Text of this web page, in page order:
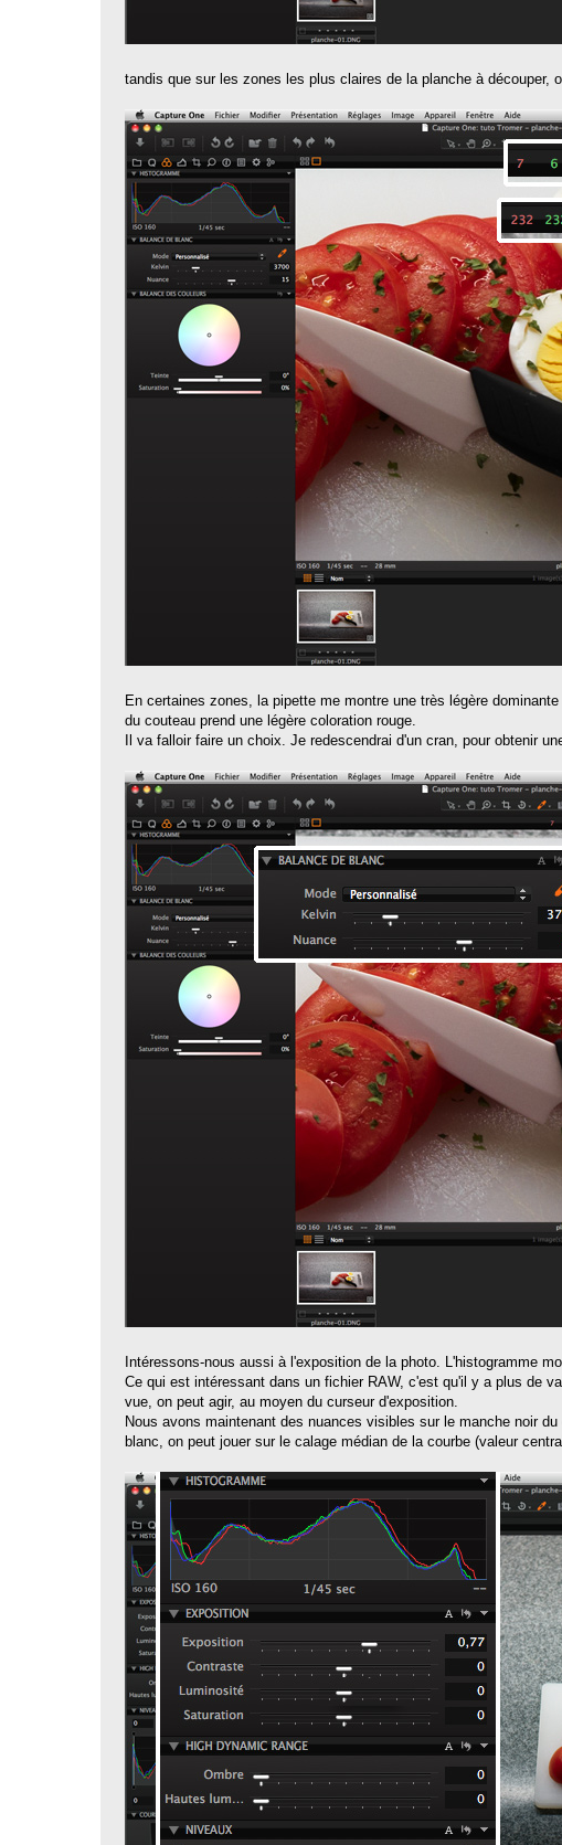
tandis que sur les zones les plus claires de la planche à découper,
En certaines zones, la pipette me montre une très légère
du couteau prend une légère coloration rouge.
Il va falloir faire un choix. Je redescendrai d'un cran, pour obtenir
Intéressons-nous aussi à l'exposition de la photo. L'histogramme
Ce qui est intéressant dans un fichier RAW, c'est qu'il y a plus de
vue, on peut agir, au moyen du curseur d'exposition.
Nous avons maintenant des nuances visibles sur le manche noir
blanc, on peut jouer sur le calage médian de la courbe (valeur